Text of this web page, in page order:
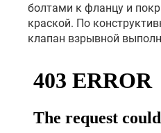
болтами к фланцу и
краской. По
клапан взрывной